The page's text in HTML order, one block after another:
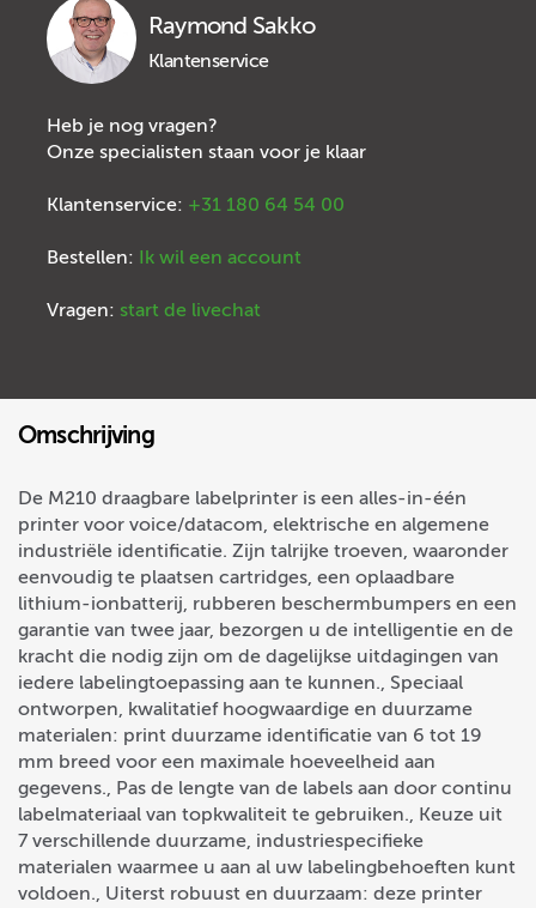
Raymond Sakko
Klantenservice
Heb je nog vragen?
Onze specialisten staan voor je klaar
Klantenservice: +31 180 64 54 00
Bestellen: Ik wil een account
Vragen: start de livechat
Omschrijving
De M210 draagbare labelprinter is een alles-in-één
printer voor voice/datacom, elektrische en algemene
industriële identificatie. Zijn talrijke troeven, waaronder
eenvoudig te plaatsen cartridges, een oplaadbare
lithium-ionbatterij, rubberen beschermbumpers en een
garantie van twee jaar, bezorgen u de intelligentie en de
kracht die nodig zijn om de dagelijkse uitdagingen van
iedere labelingtoepassing aan te kunnen., Speciaal
ontworpen, kwalitatief hoogwaardige en duurzame
materialen: print duurzame identificatie van 6 tot 19
mm breed voor een maximale hoeveelheid aan
gegevens., Pas de lengte van de labels aan door continu
labelmateriaal van topkwaliteit te gebruiken., Keuze uit
7 verschillende duurzame, industriespecifieke
materialen waarmee u aan al uw labelingbehoeften kunt
voldoen., Uiterst robuust en duurzaam: deze printer